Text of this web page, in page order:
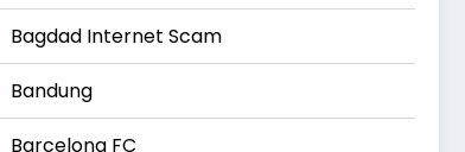
Bagdad Internet Scam
Bandung
Barcelona FC